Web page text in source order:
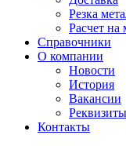
Резка
Расчет на
Справочники
О компании
Новости
История
Вакансии
Реквизиты
Контакты